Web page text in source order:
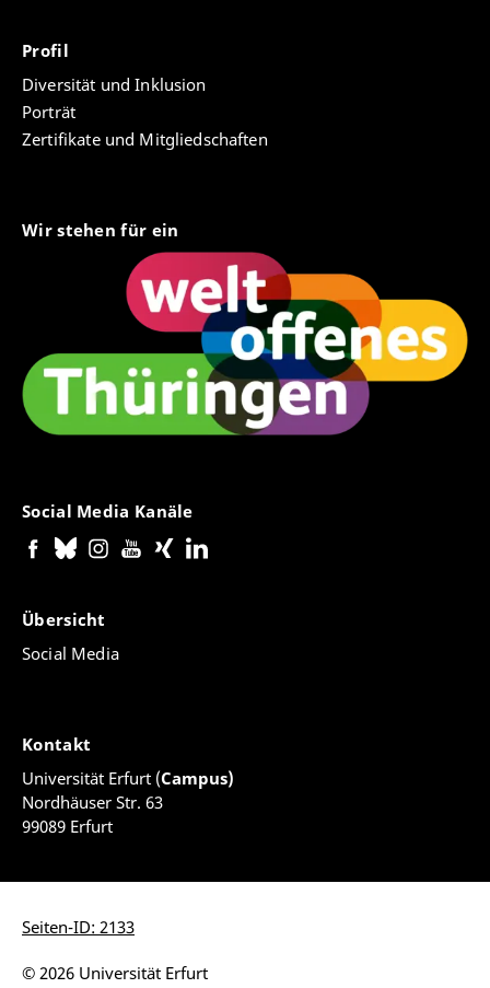
Profil
Diversität und Inklusion
Porträt
Zertifikate und Mitgliedschaften
Wir stehen für ein
Social Media Kanäle
Übersicht
Social Media
Kontakt
Universität Erfurt (Campus)
Nordhäuser Str. 63
99089 Erfurt
Seiten-ID: 2133
© 2026 Universität Erfurt